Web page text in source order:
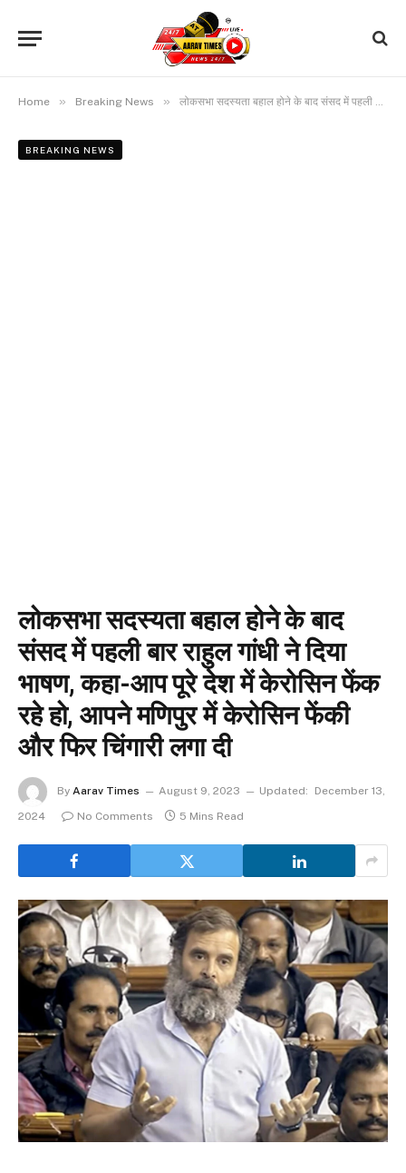
Home » Breaking News » लोकसभा सदस्यता बहाल होने के बाद संसद में पहली बार राहुल गांधी ने दिया भाषण, कहा-आप पूरे देश में केरोसिन फेंक रहे हो, आपने मणिपुर में केरोसिन फेंकी और फिर चिंगारी लगा दी
BREAKING NEWS
लोकसभा सदस्यता बहाल होने के बाद
संसद में पहली बार राहुल गांधी ने दिया
भाषण, कहा-आप पूरे देश में केरोसिन फेंक
रहे हो, आपने मणिपुर में केरोसिन फेंकी
और फिर चिंगारी लगा दी
By Aarav Times August 9, 2023 Updated:
December 13,
2024
No Comments 5 Mins Read